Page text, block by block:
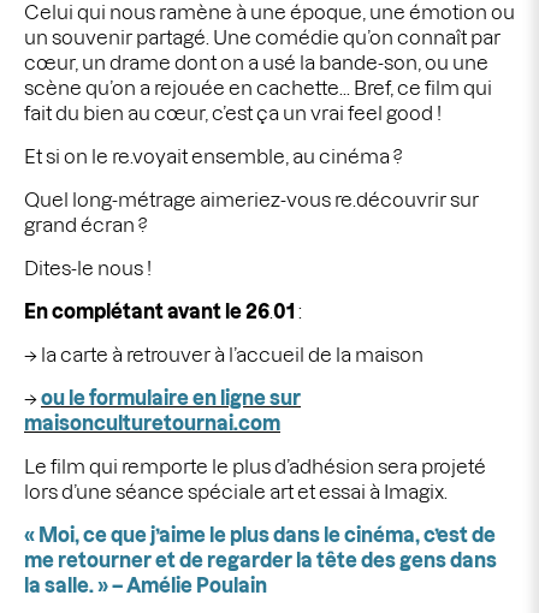
Celui qui nous ramène à une époque, une émotion ou
un souvenir partagé. Une comédie qu’on connaît par
cœur, un drame dont on a usé la bande-son, ou une
scène qu’on a rejouée en cachette... Bref, ce film qui
fait du bien au cœur, c’est ça un vrai feel good !
Et si on le re.voyait ensemble, au cinéma ?
Quel long-métrage aimeriez-vous re.découvrir sur
grand écran ?
Dites-le nous !
En complétant avant le 2601 :
→ la carte à retrouver à l’accueil de la maison
→ou le formulaire en ligne sur
maisonculturetournai.com
Le film qui remporte le plus d’adhésion sera projeté
lors d’une séance spéciale art et essai à Imagix.
« Moi,ce que j’aime le plus dans le cinéma,c’est de
me retourner et de regarder la tête des gens dans
la salle.»– Amélie Poulain